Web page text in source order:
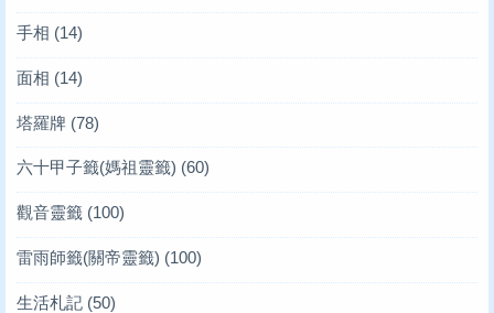
手相 (14)
面相 (14)
塔羅牌 (78)
六十甲子籤(媽祖靈籤) (60)
觀音靈籤 (100)
雷雨師籤(關帝靈籤) (100)
生活札記 (50)